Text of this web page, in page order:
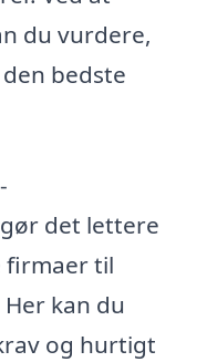
du vurdere,
bedste
det lettere
firmaer til
kan du
og hurtigt